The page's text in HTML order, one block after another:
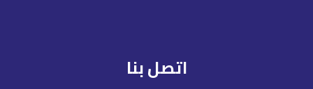
اتصل بنا